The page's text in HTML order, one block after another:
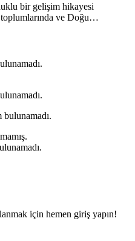
bir gelişim hikayesi
toplumlarında ve Doğu…
için hemen giriş yapın!